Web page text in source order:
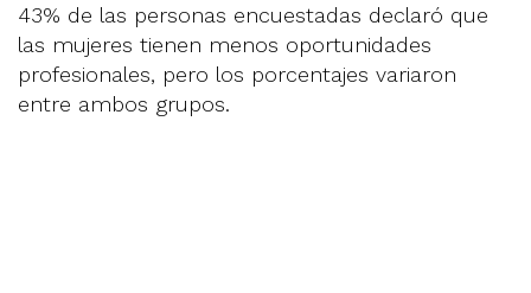
43% de las personas encuestadas declaró que
las mujeres tienen menos oportunidades
profesionales, pero los porcentajes variaron
entre ambos grupos.